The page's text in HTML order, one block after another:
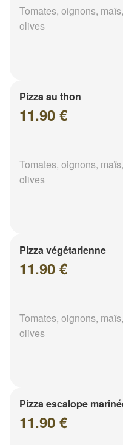
Tomates, oignons,
olives
Pizza au thon
11.90 €
Tomates, oignons,
olives
Pizza végétarienne
11.90 €
Tomates, oignons,
olives
Pizza escalope
11.90 €